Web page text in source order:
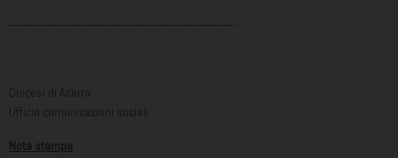
Diocesi di Acerra
Ufficio comunicazioni sociali
Nota stampa